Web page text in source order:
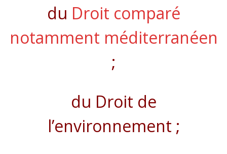
du Droit comparé
notamment méditerranéen
;
du Droit de
l’environnement ;